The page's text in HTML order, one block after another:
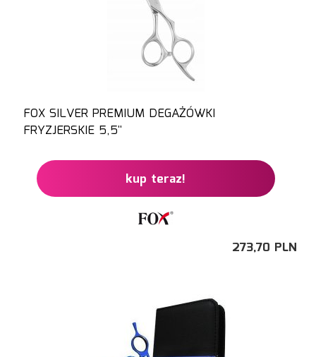
FOX SILVER PREMIUM DEGAŻÓWKI
FRYZJERSKIE 5,5''
kup teraz!
273,70 PLN